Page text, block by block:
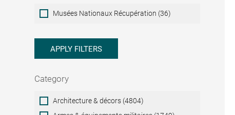
Musées
Nationaux
Musées Nationaux Récupération (36)
APPLY FILTERS
Category
Category
Architecture & décors (4804)